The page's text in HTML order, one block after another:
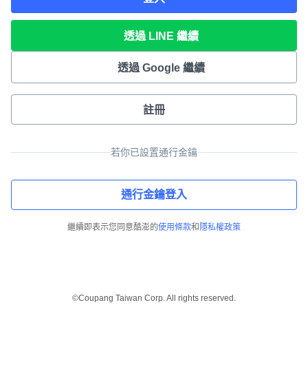
透過 LINE 繼續
透過 Google 繼續
註冊
若你已設置通行金鑰
通行金鑰登入
繼續即表示您同意酷澎的使用條款和 隱私權政策
©Coupang Taiwan Corp. All rights reserved.